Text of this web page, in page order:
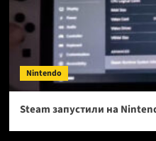
Nintendo
Steam запустили на